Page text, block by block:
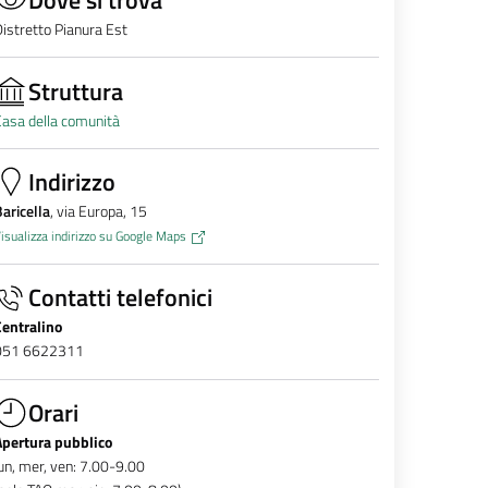
Pianura Est
Struttura
della comunità
Indirizzo
, via Europa, 15
indirizzo su Google Maps
Contatti telefonici
6622311
Orari
pubblico
mer, ven: 7.00-9.00